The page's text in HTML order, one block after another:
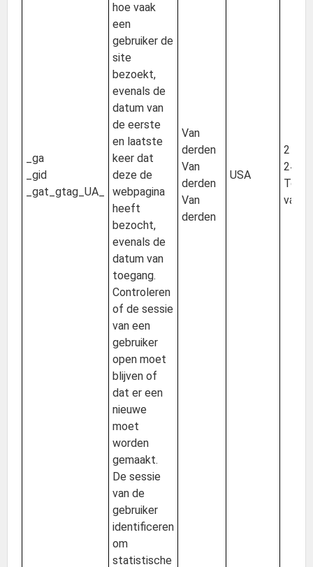
_ga
_gid
_gat_gtag_UA_
hoe vaak
een
gebruiker de
site
bezoekt,
evenals de
datum van
de eerste
en laatste
keer dat
deze de
webpagina
heeft
bezocht,
evenals de
datum van
toegang.
Controleren
of de sessie
van een
gebruiker
open moet
blijven of
dat er een
nieuwe
moet
worden
gemaakt.
De sessie
van de
gebruiker
identificeren
om
statistische
Van
derden
Van
derden
Van
derden
USA
2 jaar
24 uur
Tot
van